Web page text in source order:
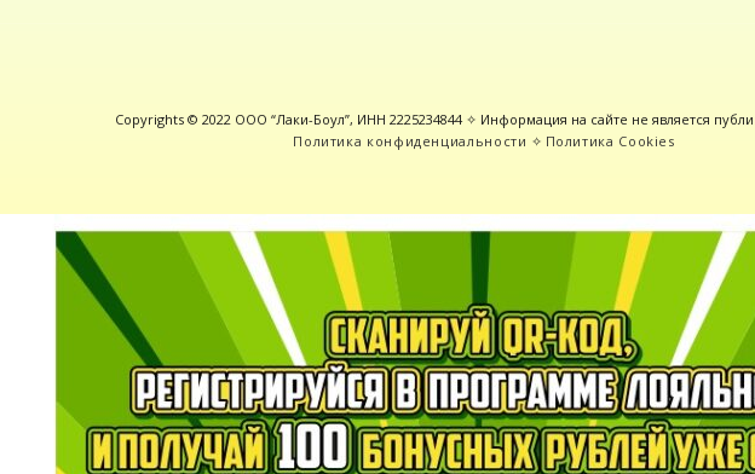
Copyrights © 2022 ООО “Лаки-Боул”, ИНН 2225234844 ✧ Информация на сайте не является
Политика конфиденциальности ✧ Политика Cookies